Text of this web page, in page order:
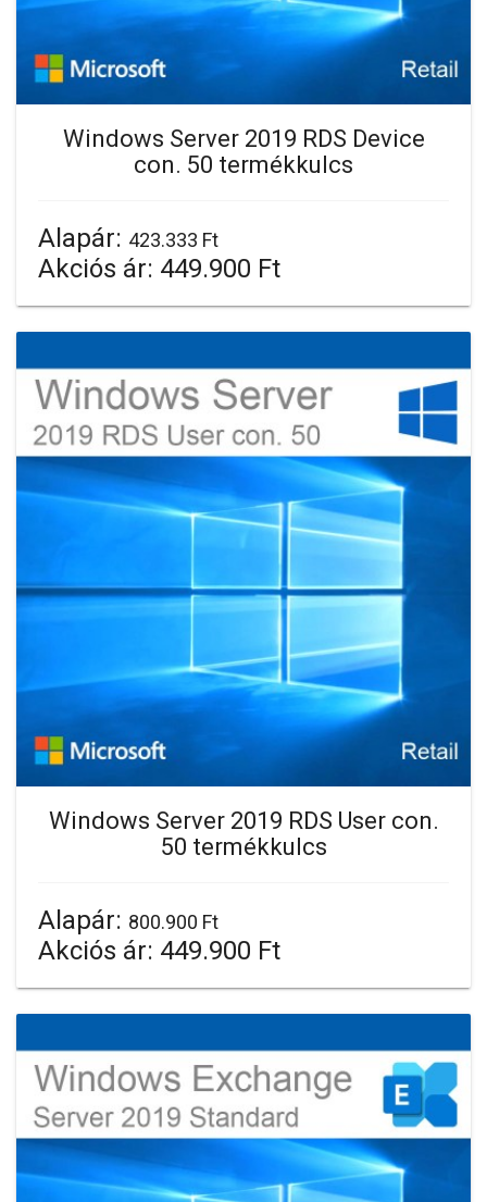
Windows Server 2019 RDS Device
con. 50 termékkulcs
Alapár: 423.333 Ft
Akciós ár: 449.900 Ft
Windows Server 2019 RDS User con.
50 termékkulcs
Alapár: 800.900 Ft
Akciós ár: 449.900 Ft